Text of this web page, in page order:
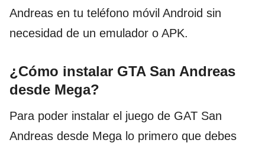
Andreas en tu teléfono móvil Android sin
necesidad de un emulador o APK.
¿Cómo instalar GTA San Andreas
desde Mega?
Para poder instalar el juego de GAT San
Andreas desde Mega lo primero que debes